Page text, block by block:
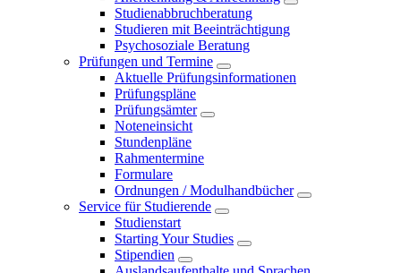
Studienabbruchberatung
Studieren mit Beeinträchtigung
Psychosoziale Beratung
Prüfungen und Termine
Aktuelle Prüfungsinformationen
Prüfungspläne
Prüfungsämter
Noteneinsicht
Stundenpläne
Rahmentermine
Formulare
Ordnungen / Modulhandbücher
Service für Studierende
Studienstart
Starting Your Studies
Stipendien